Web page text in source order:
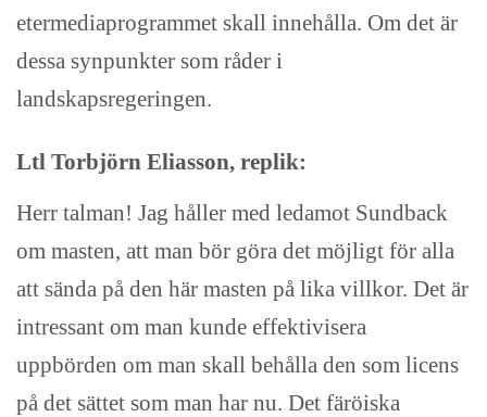
etermediaprogrammet skall innehålla. Om det är
dessa synpunkter som råder i
landskapsregeringen.
Ltl Torbjörn Eliasson, replik:
Herr talman! Jag håller med ledamot Sundback
om masten, att man bör göra det möjligt för alla
att sända på den här masten på lika villkor. Det är
intressant om man kunde effektivisera
uppbörden om man skall behålla den som licens
på det sättet som man har nu. Det färöiska